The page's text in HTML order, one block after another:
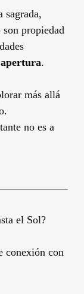
sagrada,
propiedad
.
más allá
no es a
el Sol?
conexión con